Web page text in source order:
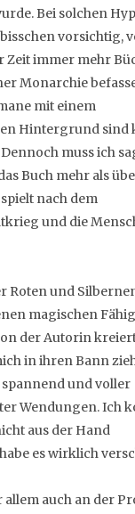
Bei solchen
vorsichtig,
Zeit immer mehr
Monarchie
mit einem
Hintergrund sind
muss ich
Buch mehr als
nach dem
und die
Roten und
magischen
der Autorin
in ihren Bann
und voller
Wendungen. Ich
aus der Hand
es wirklich
allem auch an der